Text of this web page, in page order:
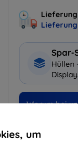
um
Lieferung
Spar-
Hüllen
Warum bei